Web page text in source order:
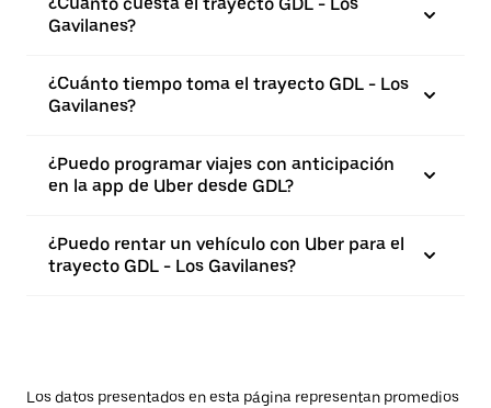
Gavilanes?
¿Cuánto tiempo toma el trayecto GDL - Los
Gavilanes?
¿Puedo programar viajes con anticipación
en la app de Uber desde GDL?
¿Puedo rentar un vehículo con Uber para el
trayecto GDL - Los Gavilanes?
Los datos presentados en esta página representan promedios